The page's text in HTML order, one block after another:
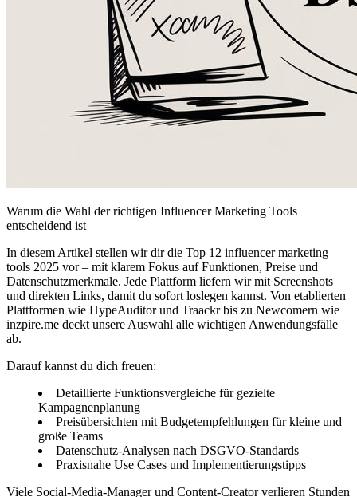
Warum die Wahl der richtigen Influencer Marketing Tools
entscheidend ist
In diesem Artikel stellen wir dir die Top 12 influencer marketing
tools 2025 vor – mit klarem Fokus auf Funktionen, Preise und
Datenschutzmerkmale. Jede Plattform liefern wir mit Screenshots
und direkten Links, damit du sofort loslegen kannst. Von etablierten
Plattformen wie HypeAuditor und Traackr bis zu Newcomern wie
inzpire.me deckt unsere Auswahl alle wichtigen Anwendungsfälle
ab.
Darauf kannst du dich freuen:
Detaillierte Funktionsvergleiche für gezielte
Kampagnenplanung
Preisübersichten mit Budgetempfehlungen für kleine und
große Teams
Datenschutz-Analysen nach DSGVO-Standards
Praxisnahe Use Cases und Implementierungstipps
Viele Social-Media-Manager und Content-Creator verlieren Stunden